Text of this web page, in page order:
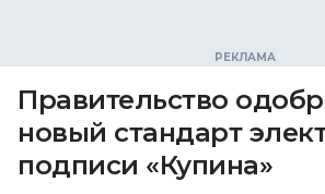
Правительство
новый стандарт
подписи «Купина»